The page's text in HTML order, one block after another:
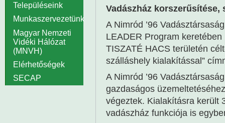
Vadászház
A Nimród ’96
LEADER Program
TISZATÉ HACS területén
szálláshely kialakítással”
A Nimród ’96
gazdaságos
végeztek. Kialakításra került
vadászház funkciója is
Településeink
Munkaszervezetünk
Magyar Nemzeti
Vidéki Hálózat
(MNVH)
Elérhetőségek
SECAP